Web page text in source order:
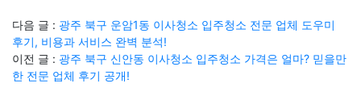
다음 글 : 광주 북구 운암1동 이사청소 입주청소 전문 업체 도우미
후기, 비용과 서비스 완벽 분석!
이전 글 : 광주 북구 신안동 이사청소 입주청소 가격은 얼마? 믿을만
한 전문 업체 후기 공개!